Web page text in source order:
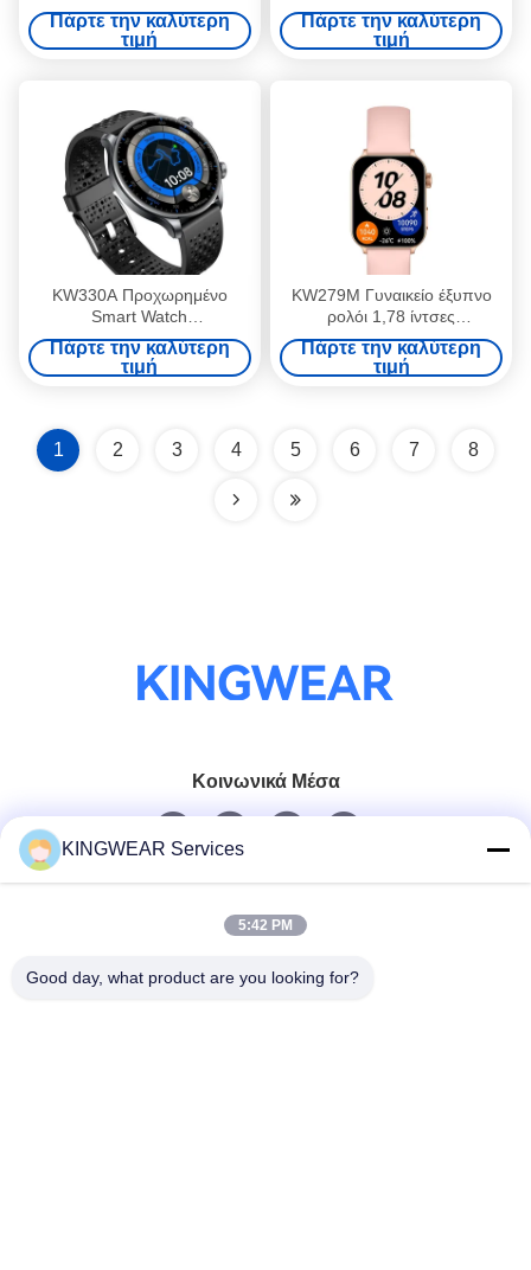
ανδρών κομψό έξυπνο ρολόι
Αδιάβροχο
Πάρτε την καλύτερη
τιμή
Sport Smart Watch
Πάρτε την καλύτερη
τιμή
KW330A Προχωρημένο
Smart Watch
Παρακολούθησης, 5ATM
ανθεκτικό στο νερό Smart
Watch με AI
Πάρτε την καλύτερη
τιμή
KW279M Γυναικείο έξυπνο
ρολόι 1,78 ίντσες
Ενσωματωμένο GPS Έξυπνο
ρολόι γυναικών Αδιάβροχο
Πάρτε την καλύτερη
τιμή
1 2 3 4 5 6 7 8
Κοινωνικά Μέσα
Γρήγορη επικοινωνία
86-0755-2357-6886
KINGWEAR Services
5:42 PM
Good day, what product are you looking for?